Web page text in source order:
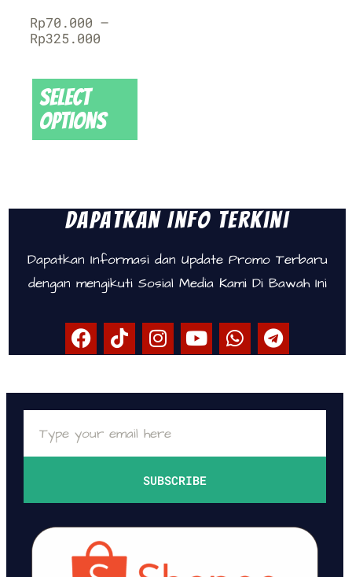
Rp70.000 –
Rp325.000
Select
options
Dapatkan Info Terkini
Dapatkan Informasi dan Update Promo Terbaru
dengan mengikuti Sosial Media Kami Di Bawah Ini
SUBSCRIBE